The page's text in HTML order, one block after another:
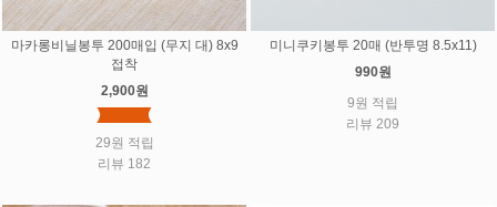
마카롱비닐봉투 200매입 (무지 대) 8x9
접착
2,900원
29원 적립
리뷰 182
미니쿠키봉투 20매 (반투명 8.5x11)
990원
9원 적립
리뷰 209